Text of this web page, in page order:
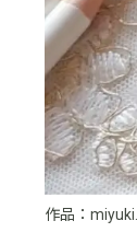
作品：